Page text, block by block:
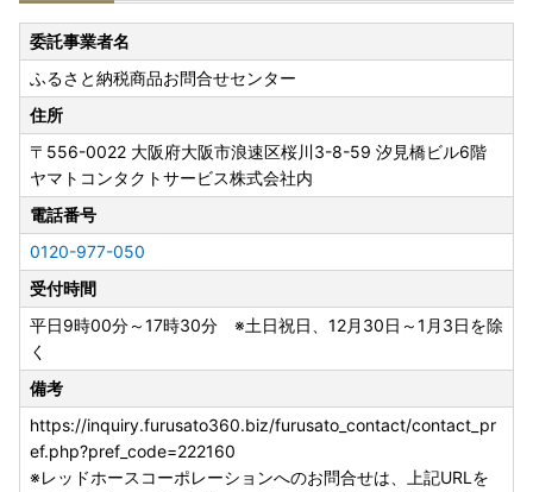
委託事業者名
ふるさと納税商品お問合せセンター
住所
〒556-0022 大阪府大阪市浪速区桜川3-8-59 汐見橋ビル6階
ヤマトコンタクトサービス株式会社内
電話番号
0120-977-050
受付時間
平日9時00分～17時30分 ※土日祝日、12月30日～1月3日を除
く
備考
https://inquiry.furusato360.biz/furusato_contact/contact_pr
ef.php?pref_code=222160
※レッドホースコーポレーションへのお問合せは、上記URLを